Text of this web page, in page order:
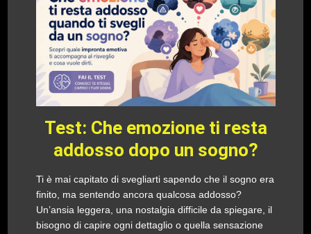
Test: Che emozione ti resta
addosso dopo un sogno?
Ti è mai capitato di svegliarti sapendo che il sogno era
finito, ma sentendo ancora qualcosa addosso?
Un’ansia leggera, una nostalgia difficile da spiegare, il
bisogno di capire ogni dettaglio o quella sensazione